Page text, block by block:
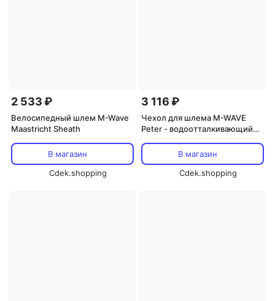
2 533 ₽
Велосипедный шлем M-Wave
Maastricht Sheath
В магазин
Cdek.shopping
3 116 ₽
Чехол для шлема M-WAVE
Peter - водоотталкивающий
светоотражающим логотипом
MWave
В магазин
Cdek.shopping